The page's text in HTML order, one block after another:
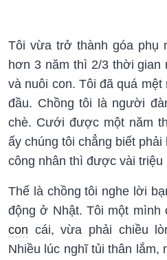
Tôi vừa trở thành góa phụ
hơn 3 năm thì 2/3 thời gian
và nuôi con. Tôi đã quá
đầu. Chồng tôi là người
chè. Cưới được một năm
ấy chúng tôi chẳng biết
công nhân thì được vài triệu
Thế là chồng tôi nghe lời
động ở Nhật. Tôi một mình
con cái, vừa phải chiều
Nhiều lúc nghĩ tủi thân lắm,